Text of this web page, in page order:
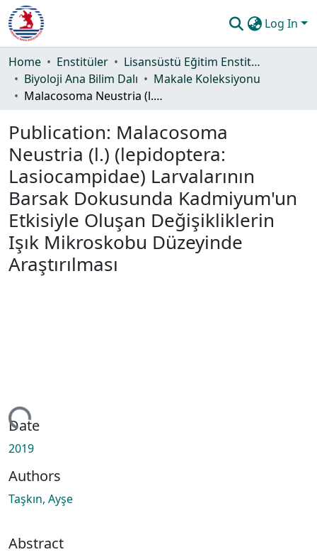
Log In
Communities & Collections
All of DSpace
Guide
Home Enstitüler
Lisansüstü Eğitim Enstitüsü
Biyoloji Ana Bilim Dalı
Makale Koleksiyonu
Malacosoma Neustria (l.) (lepidoptera: Lasiocampidae) Larvalarının Barsak Dokusunda Kadmiyum'un Etkisiyle Oluşan Değişikliklerin Işık Mikroskobu Düzeyinde Araştırılması
Publication: Malacosoma
Neustria (l.) (lepidoptera:
Lasiocampidae) Larvalarının
Barsak Dokusunda Kadmiyum'un
Etkisiyle Oluşan Değişikliklerin
Işık Mikroskobu Düzeyinde
Araştırılması
Date
2019
Authors
Taşkın, Ayşe
Abstract